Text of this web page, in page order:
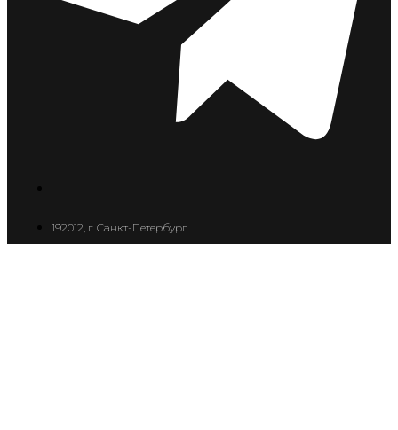
192012, г. Санкт-Петербург